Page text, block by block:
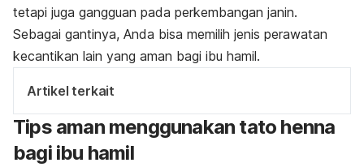
tetapi juga gangguan pada perkembangan janin.
Sebagai gantinya, Anda bisa memilih jenis perawatan
kecantikan lain yang aman bagi ibu hamil.
Artikel terkait
Tips aman menggunakan tato henna
bagi ibu hamil